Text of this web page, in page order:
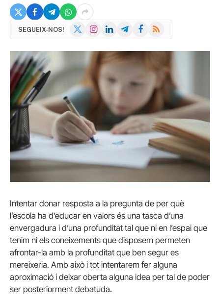
SEGUEIX-NOS!
X
InstagramLinkedInTelegramFacebook
RSS
Intentar donar resposta a la pregunta de per què
l’escola ha d’educar en valors és una tasca d’una
envergadura i d’una profunditat tal que ni en l’espai que
tenim ni els coneixements que disposem permeten
afrontar-la amb la profunditat que ben segur es
mereixeria. Amb això i tot intentarem fer alguna
aproximació i deixar oberta alguna idea per tal de poder
ser posteriorment debatuda.